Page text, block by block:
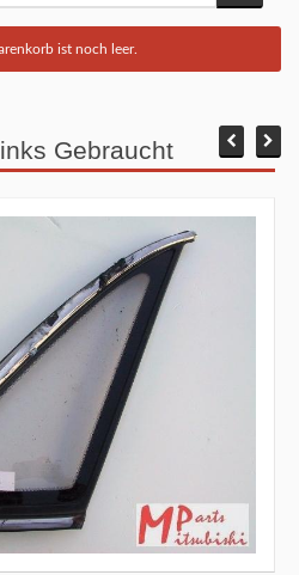
ist noch leer.
Gebraucht